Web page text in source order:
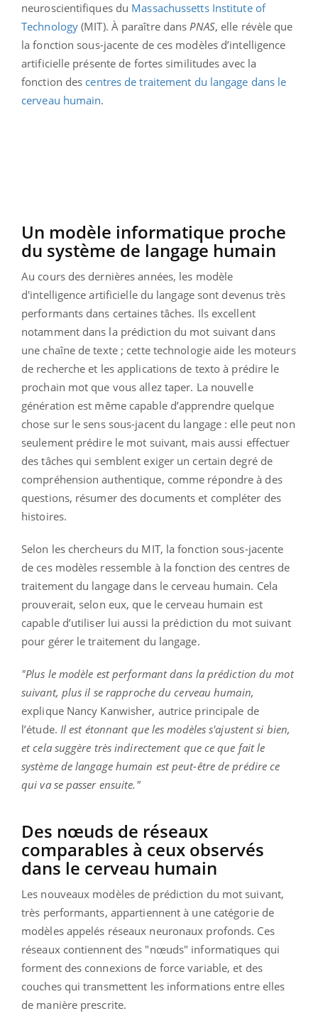
neuroscientifiques du Massachussetts Institute of
Technology (MIT). À paraître dansPNAS, elle révèle que
la fonction sous-jacente de ces modèles d’intelligence
artificielle présente de fortes similitudes avec la
fonction des centres de traitement du langage dans le
cerveau humain.
Un modèle informatique proche
du système de langage humain
Au cours des dernières années, les modèle
d'intelligence artificielle du langage sont devenus très
performants dans certaines tâches. Ils excellent
notamment dans la prédiction du mot suivant dans
une chaîne de texte ; cette technologie aide les moteurs
de recherche et les applications de texto à prédire le
prochain mot que vous allez taper. La nouvelle
génération est même capable d’apprendre quelque
chose sur le sens sous-jacent du langage : elle peut non
seulement prédire le mot suivant, mais aussi effectuer
des tâches qui semblent exiger un certain degré de
compréhension authentique, comme répondre à des
questions, résumer des documents et compléter des
histoires.
Selon les chercheurs du MIT, la fonction sous-jacente
de ces modèles ressemble à la fonction des centres de
traitement du langage dans le cerveau humain. Cela
prouverait, selon eux, que le cerveau humain est
capable d’utiliser lui aussi la prédiction du mot suivant
pour gérer le traitement du langage.
"Plus le modèle est performant dans la prédiction du mot
suivant, plus il se rapproche du cerveau humain,
explique Nancy Kanwisher, autrice principale de
l’étude. Il est étonnant que les modèles s'ajustent si bien,
et cela suggère très indirectement que ce que fait le
système de langage humain est peut-être de prédire ce
qui va se passer ensuite."
Des nœuds de réseaux
comparables à ceux observés
dans le cerveau humain
Les nouveaux modèles de prédiction du mot suivant,
très performants, appartiennent à une catégorie de
modèles appelés réseaux neuronaux profonds. Ces
réseaux contiennent des "nœuds" informatiques qui
forment des connexions de force variable, et des
couches qui transmettent les informations entre elles
de manière prescrite.